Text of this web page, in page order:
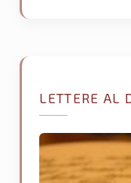
LETTERE AL